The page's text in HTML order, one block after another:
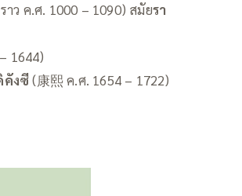
าว ค.ศ. 1000 – 1090) สมัยรา
1644)
คังซี(康熙 ค.ศ. 1654 – 1722)